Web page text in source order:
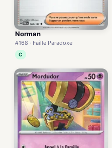
Norman
#168 · Faille Paradoxe
C